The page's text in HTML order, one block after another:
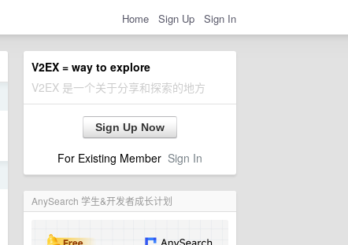
Home Sign Up Sign In
V2EX = way to explore
V2EX 是一个关于分享和探索的地方
Sign Up Now
For Existing Member Sign In
AnySearch 学生&开发者成长计划